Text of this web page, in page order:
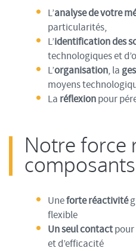
L’analyse de votre
particularités,
L’identification des
technologiques et
L’organisation, la
moyens
La réflexionpour
Notre force
Uneforte réactivité
flexible
Un seul contactpour
et d’efficacité